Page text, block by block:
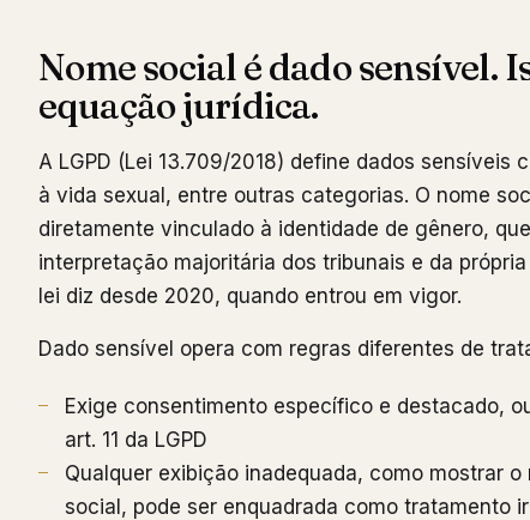
Nome social é dado sensível.
equação jurídica.
A LGPD (Lei 13.709/2018) define dados sensíveis
à vida sexual, entre outras categorias. O nome
diretamente vinculado à identidade de gênero,
interpretação majoritária dos tribunais e da
lei diz desde 2020, quando entrou em vigor.
Dado sensível opera com regras diferentes de
Exige consentimento específico e destacado,
art. 11 da LGPD
Qualquer exibição inadequada, como mostrar
social, pode ser enquadrada como tratamento